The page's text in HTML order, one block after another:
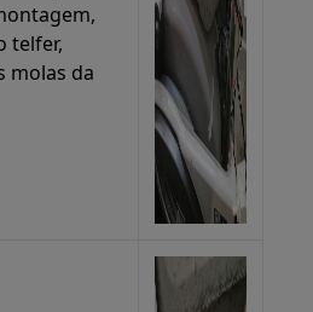
telfer,
molas da